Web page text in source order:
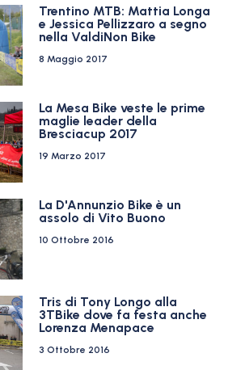
Trentino MTB: Mattia Longa
e Jessica Pellizzaro a segno
nella ValdiNon Bike
8 Maggio 2017
La Mesa Bike veste le prime
maglie leader della
Bresciacup 2017
19 Marzo 2017
La D'Annunzio Bike è un
assolo di Vito Buono
10 Ottobre 2016
Tris di Tony Longo alla
3TBike dove fa festa anche
Lorenza Menapace
3 Ottobre 2016